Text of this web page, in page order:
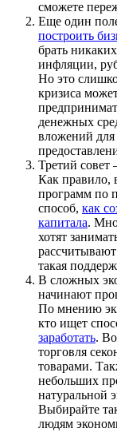
сможете
Еще один
построить
брать
инфляции,
Но это
кризиса
денежных
вложений
Третий совет
Как правило,
программ по
способ, как
капитала.
хотят
такая
В сложных
начинают
По мнению
кто ищет
заработать.
торговля
товарами.
небольших
натуральной
Выбирайте
людям